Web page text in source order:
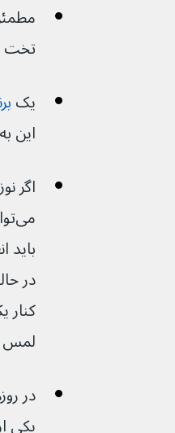
تخت
یک
این به
کنار
لمس